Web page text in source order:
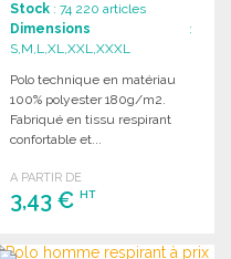
Stock : 74 220 articles
Dimensions :
S,M,L,XL,XXL,XXXL
Polo technique en matériau
100% polyester 180g/m2.
Fabriqué en tissu respirant
confortable et...
A PARTIR DE
3,43 €HT
COMMANDER